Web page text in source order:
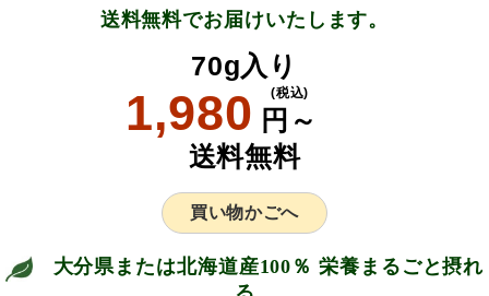
送料無料でお届けいたします。
70g入り
1,980 円～
(税込)
送料無料
買い物かごへ
大分県または北海道産100％ 栄養まるごと摂れ